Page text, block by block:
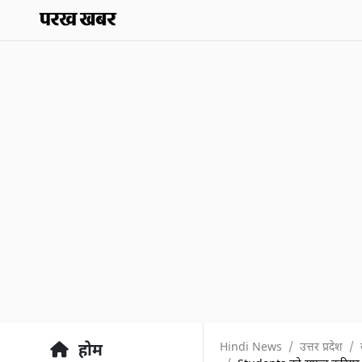
होम
Hindi News उत्तर प्रदेश